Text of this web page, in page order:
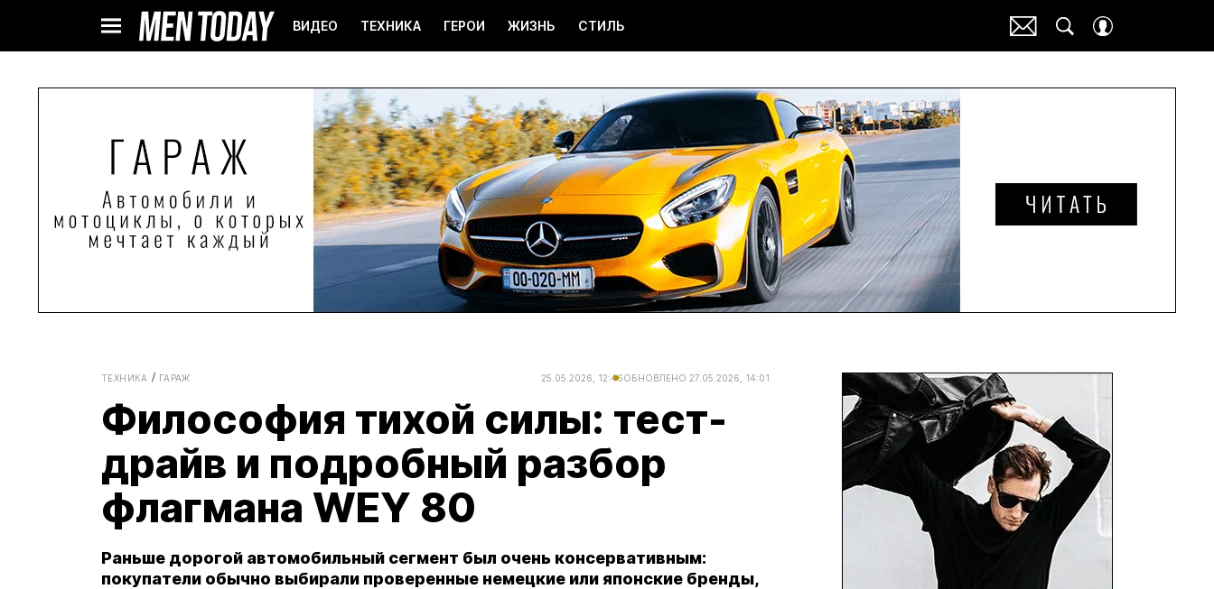
ВИДЕО ТЕХНИКА ГЕРОИ ЖИЗНЬ СТИЛЬ
ТЕХНИКА ГАРАЖ 25.05.2026, 12:46ОБНОВЛЕНО 27.05.2026, 14:01
Философия тихой силы: тест-
драйв и подробный разбор
флагмана WEY 80
Раньше дорогой автомобильный сегмент был очень консервативным:
покупатели обычно выбирали проверенные немецкие или японские бренды,